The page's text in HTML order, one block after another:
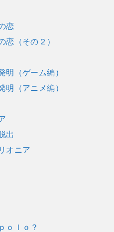
恋
（その２）
（ゲーム編）
（アニメ編）
出
オニア
ｏｌｏ？